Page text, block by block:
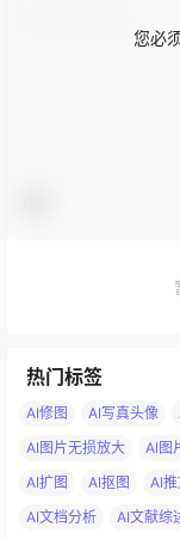
您必
热门标签
AI修图 AI写真头像
AI图片无损放大
AI图
AI扩图
AI抠图 AI
AI文档分析
AI文献综